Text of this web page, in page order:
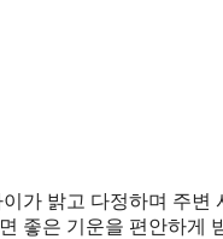
가 밝고 다정하며 주
좋은 기운을 편안하게